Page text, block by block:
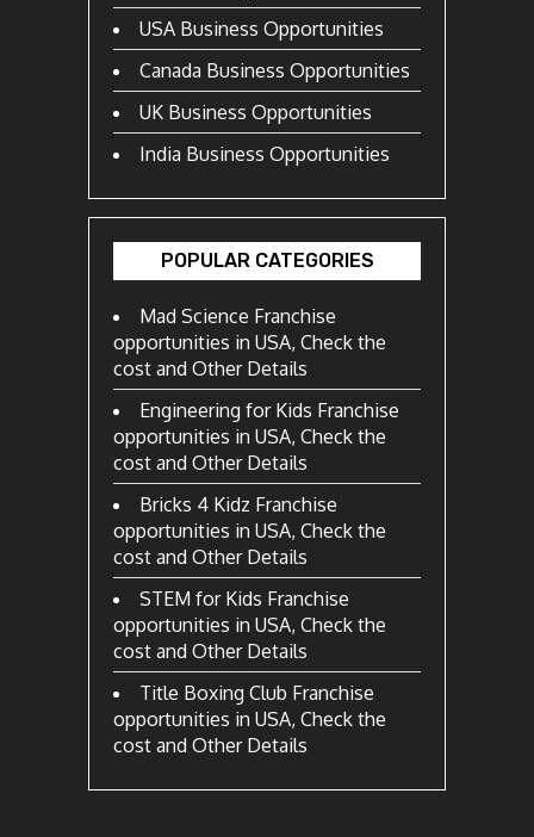
USA Business Opportunities
Canada Business Opportunities
UK Business Opportunities
India Business Opportunities
POPULAR CATEGORIES
Mad Science Franchise
opportunities in USA, Check the
cost and Other Details
Engineering for Kids Franchise
opportunities in USA, Check the
cost and Other Details
Bricks 4 Kidz Franchise
opportunities in USA, Check the
cost and Other Details
STEM for Kids Franchise
opportunities in USA, Check the
cost and Other Details
Title Boxing Club Franchise
opportunities in USA, Check the
cost and Other Details